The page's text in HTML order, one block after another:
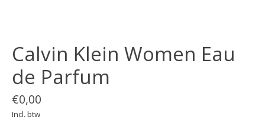
Calvin Klein Women Eau
de Parfum
€0,00
Incl. btw